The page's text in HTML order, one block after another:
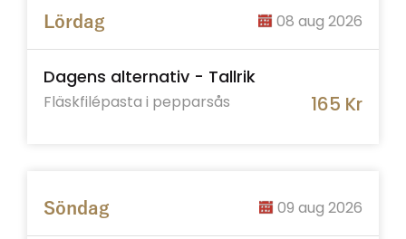
Lördag 08 aug 2026
Dagens alternativ - Tallrik
Fläskfilépasta i pepparsås 165 Kr
Söndag 09 aug 2026